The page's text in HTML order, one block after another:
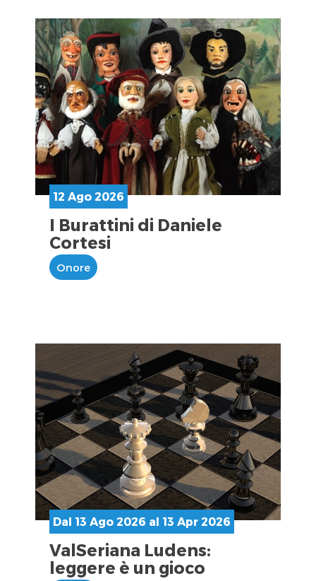
12 Ago 2026
I Burattini di Daniele
Cortesi
Onore
Dal 13 Ago 2026 al 13 Apr 2026
ValSeriana Ludens:
leggere è un gioco